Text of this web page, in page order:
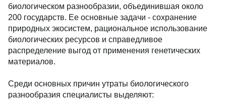
биологическом разнообразии, объединившая около
200 государств. Ее основные задачи - сохранение
природных экосистем, рациональное использование
биологических ресурсов и справедливое
распределение выгод от применения генетических
материалов.
Среди основных причин утраты биологического
разнообразия специалисты выделяют: